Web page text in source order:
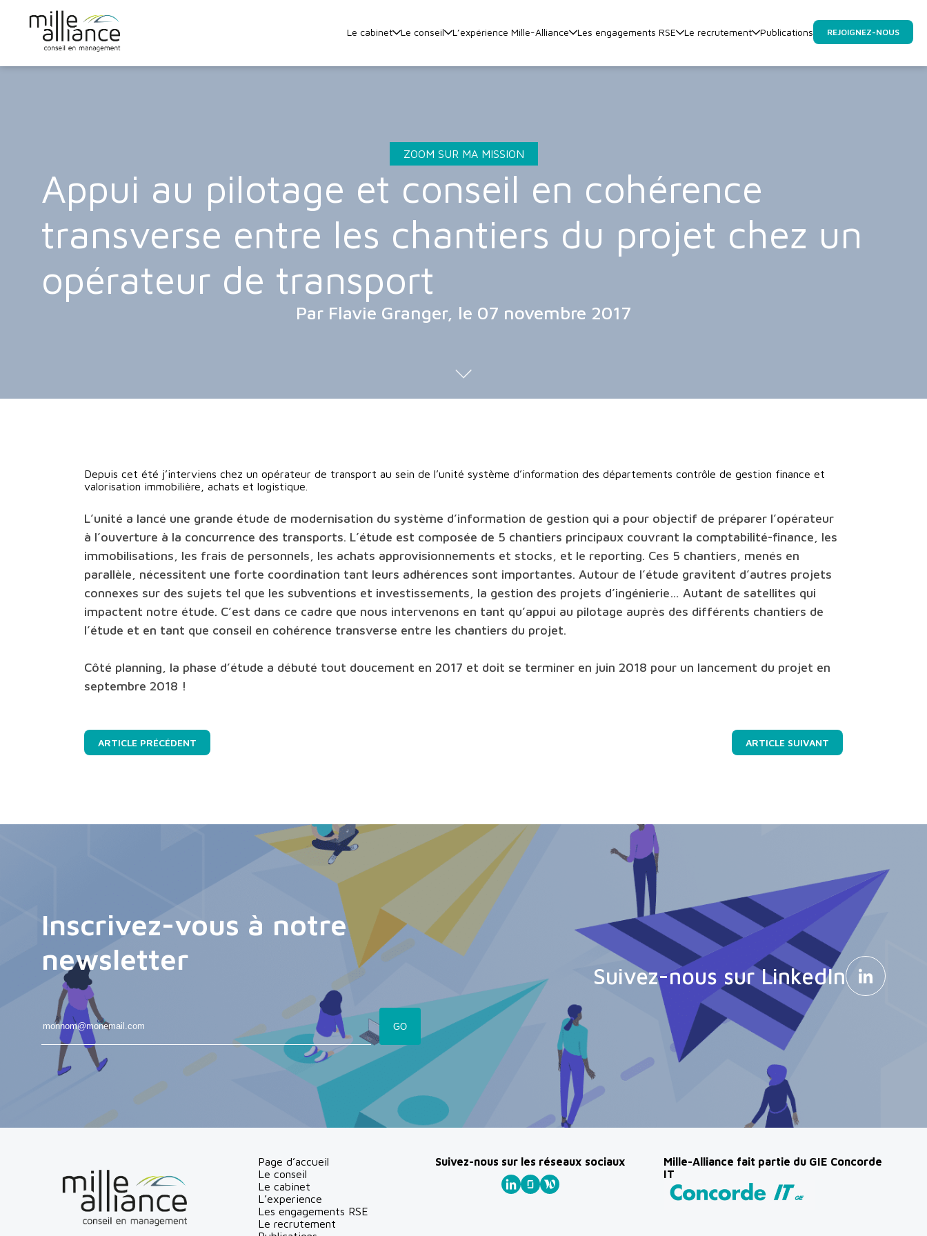
Le cabinet Le conseil L’expérience Mille-Alliance Les engagements RSE Le recrutement Publications REJOIGNEZ-NOUS
ZOOM SUR MA MISSION
Appui au pilotage et conseil en cohérence
transverse entre les chantiers du projet chez un
opérateur de transport
Par Flavie Granger, le 07 novembre 2017
Depuis cet été j’interviens chez un opérateur de transport au sein de l’unité système d’information des départements contrôle de gestion finance et
valorisation immobilière, achats et logistique.
L’unité a lancé une grande étude de modernisation du système d’information de gestion qui a pour objectif de préparer l’opérateur
à l’ouverture à la concurrence des transports. L’étude est composée de 5 chantiers principaux couvrant la comptabilité-finance, les
immobilisations, les frais de personnels, les achats approvisionnements et stocks, et le reporting. Ces 5 chantiers, menés en
parallèle, nécessitent une forte coordination tant leurs adhérences sont importantes. Autour de l’étude gravitent d’autres projets
connexes sur des sujets tel que les subventions et investissements, la gestion des projets d’ingénierie… Autant de satellites qui
impactent notre étude. C’est dans ce cadre que nous intervenons en tant qu’appui au pilotage auprès des différents chantiers de
l’étude et en tant que conseil en cohérence transverse entre les chantiers du projet.
Côté planning, la phase d’étude a débuté tout doucement en 2017 et doit se terminer en juin 2018 pour un lancement du projet en
septembre 2018 !
ARTICLE PRÉCÉDENT ARTICLE SUIVANT
Inscrivez-vous à notre
newsletter
Suivez-nous sur LinkedIn
Page d’accueil
Le conseil
Le cabinet
L’experience
Les engagements RSE
Le recrutement
Suivez-nous sur les réseaux sociaux
Mille-Alliance fait partie du GIE Concorde
IT